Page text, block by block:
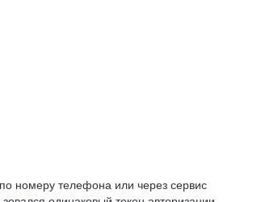
номеру телефона или через сервис